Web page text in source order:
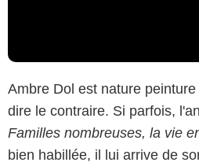
Ambre Dol est nature
dire le contraire. Si parfois,
Familles nombreuses, la vie
bien habillée, il lui arrive de